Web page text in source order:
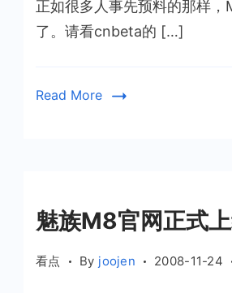
正如很多人事先预料的那样，
了。请看cnbeta的 […]
Read More
魅族M8官网正式
看点 By joojen 2008-11-24